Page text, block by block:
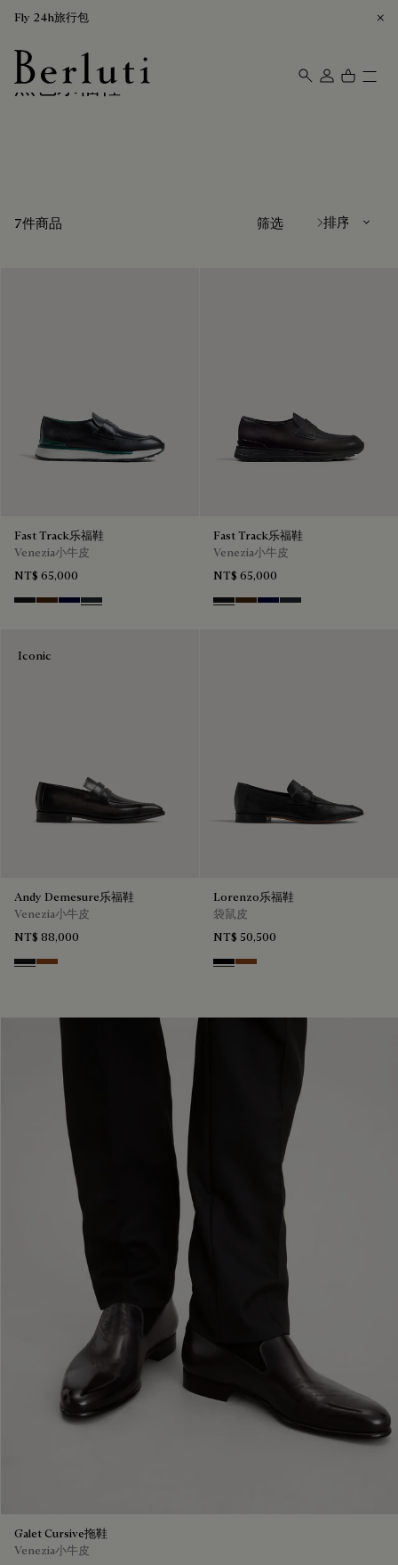
Fly 24h旅行包
Berluti homepage
黑色乐福鞋
7件商品 筛选
Fast Track乐福鞋
Venezia小牛皮
NT$ 65,000
Nero Grigio
Marrone Intenso
Nero BluNero Fume
Fast Track乐福鞋
Venezia小牛皮
NT$ 65,000
Nero Grigio
Marrone Intenso
Nero BluNero Fume
Iconic
Andy Demesure乐福鞋
Venezia小牛皮
NT$ 88,000
Nero Grigio
Cacao Intenso
Lorenzo乐福鞋
袋鼠皮
NT$ 50,500
NeroTabacco
Galet Cursive拖鞋
Venezia小牛皮